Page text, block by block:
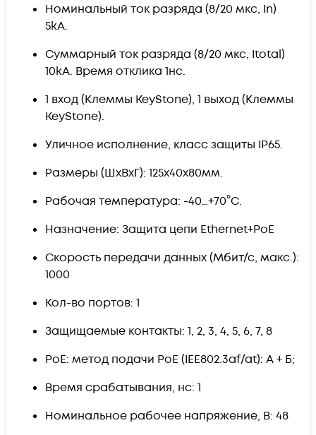
Номинальный ток разряда (8/20 мкс, In)
5kA.
Суммарный ток разряда (8/20 мкс, Itotal)
10kA. Время отклика 1нс.
1 вход (Клеммы KeyStone), 1 выход (Клеммы
KeyStone).
Уличное исполнение, класс защиты IP65.
Размеры (ШхВхГ): 125x40x80мм.
Рабочая температура: -40…+70°С.
Назначение: Защита цепи Ethernet+PoE
Скорость передачи данных (Мбит/с, макс.):
1000
Кол-во портов: 1
Защищаемые контакты: 1, 2, 3, 4, 5, 6, 7, 8
PoE: метод подачи PoE (IEE802.3af/at): A + Б;
Время срабатывания, нс: 1
Номинальное рабочее напряжение, В: 48